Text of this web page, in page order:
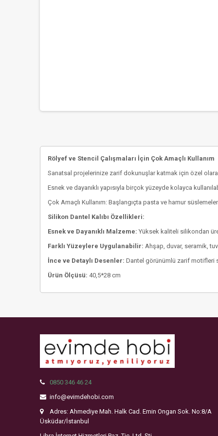
Rölyef ve Stencil Çalışmaları İçin Çok Amaçlı Kullanım
Sanatsal projelerinize zarif dokunuşlar katmak için özel olarak
Esnek ve dayanıklı yapısıyla birçok yüzeyde kolayca
Çok Amaçlı Kullanım: Başlangıçta pasta ve hamur
Silikon Dantel Kalıbı Özellikleri:
Esnek ve Dayanıklı Malzeme: Yüksek kaliteli silikondan
Farklı Yüzeylere Uygulanabilir: Ahşap, duvar, seramik,
İnce ve Detaylı Desenler: Dantel görünümlü zarif motifleri
Ürün Ölçüsü: 40,5*28 cm
0850 346 46 24
info@evimdehobi.com
Adres: Ahmediye Mah. Halk Cad. Emin Ongan Sok. No:8/A
Üsküdar/İstanbul